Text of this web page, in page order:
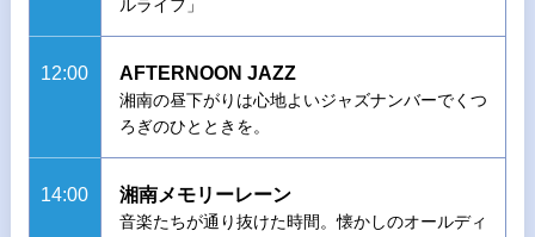
ルライフ」
12:00 AFTERNOON JAZZ
湘南の昼下がりは心地よいジャズナンバーでくつ
ろぎのひとときを。
14:00 湘南メモリーレーン
音楽たちが通り抜けた時間。懐かしのオールディ